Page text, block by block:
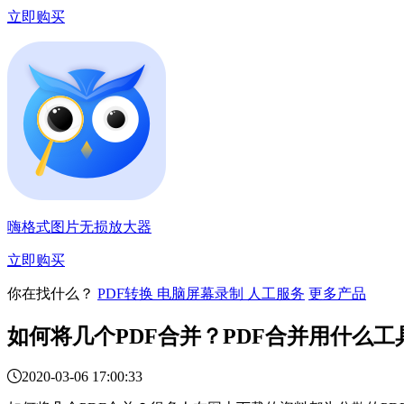
立即购买
嗨格式图片无损放大器
立即购买
你在找什么？ PDF转换 电脑屏幕录制 人工服务 更多产品
如何将几个PDF合并？PDF合并用什么工
2020-03-06 17:00:33